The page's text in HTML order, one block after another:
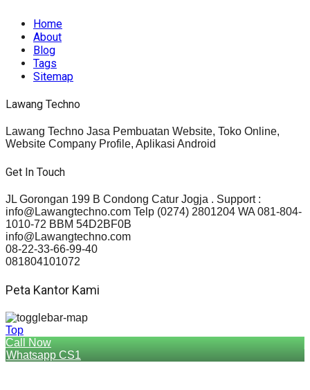
Home
About
Blog
Tags
Sitemap
Lawang Techno
Lawang Techno Jasa Pembuatan Website, Toko Online,
Website Company Profile, Aplikasi Android
Get In Touch
JL Gorongan 199 B Condong Catur Jogja . Support :
info@Lawangtechno.com Telp (0274) 2801204 WA 081-804-
1010-72 BBM 54D2BF0B
info@Lawangtechno.com
08-22-33-66-99-40
081804101072
Peta Kantor Kami
Top
Call Now
Whatsapp CS1